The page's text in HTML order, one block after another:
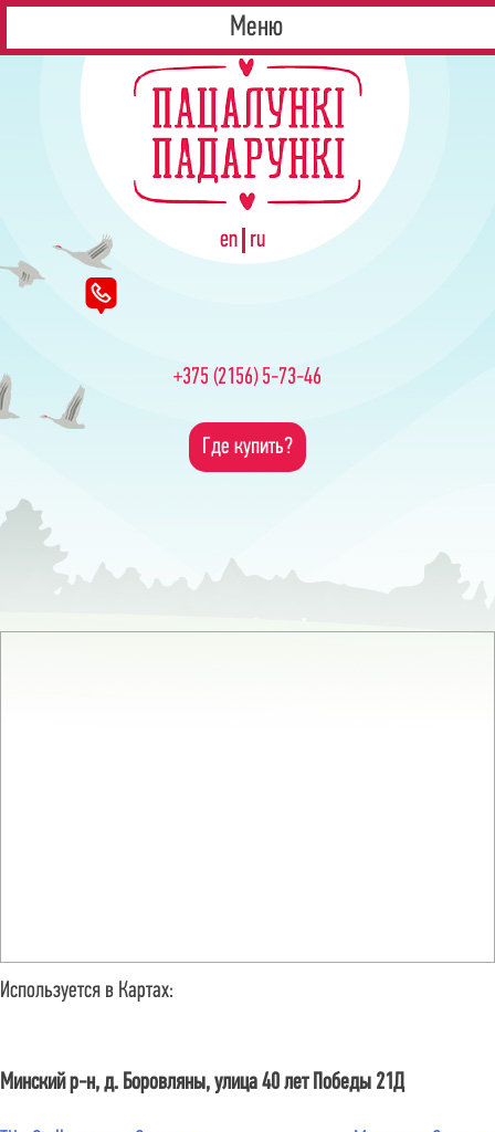
ОДО ПКФ "Аржаница"
en ru
+375 (2156) 5-73-46
Где купить?
Меню
Контакты
Магазин «Соседи»
Используется в Картах:
Минский р-н, д. Боровляны, улица 40 лет Победы 21Д